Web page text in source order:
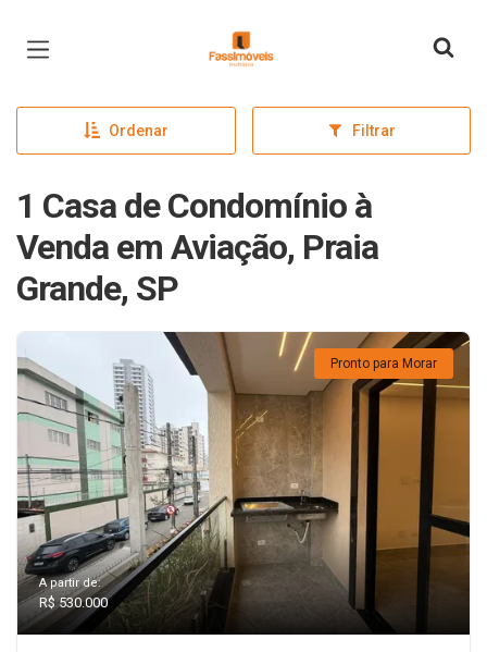
Página inicial
Ordenar Filtrar
1 Casa de Condomínio à
Venda em Aviação, Praia
Grande, SP
Pronto para Morar
A partir de:
R$ 530.000